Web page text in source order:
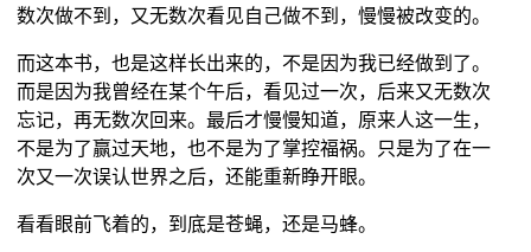
数次做不到，又无数次看见自己做不到，慢慢被改变的。
而这本书，也是这样长出来的，不是因为我已经做到了。
而是因为我曾经在某个午后，看见过一次，后来又无数次
忘记，再无数次回来。最后才慢慢知道，原来人这一生，
不是为了赢过天地，也不是为了掌控福祸。只是为了在一
次又一次误认世界之后，还能重新睁开眼。
看看眼前飞着的，到底是苍蝇，还是马蜂。